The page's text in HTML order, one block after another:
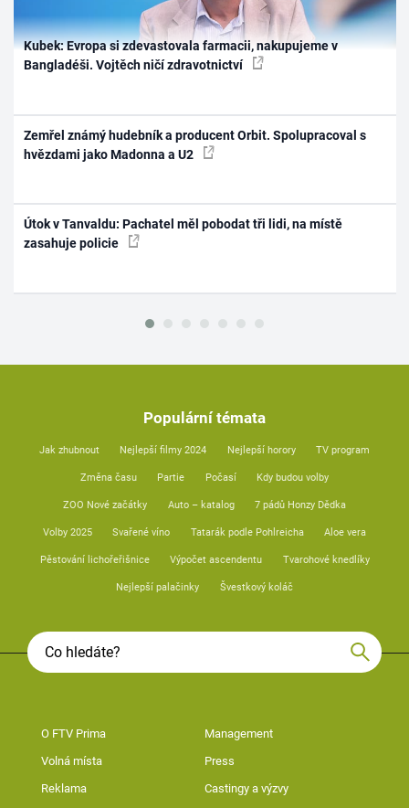
Kubek: Evropa si zdevastovala farmacii, nakupujeme v
Bangladéši. Vojtěch ničí zdravotnictví
Zemřel známý hudebník a producent Orbit. Spolupracoval s
hvězdami jako Madonna a U2
Útok v Tanvaldu: Pachatel měl pobodat tři lidi, na místě
zasahuje policie
Populární témata
Jak zhubnout Nejlepší filmy 2024 Nejlepší horory TV program
Změna času Partie Počasí Kdy budou volby
ZOO Nové začátky Auto – katalog 7 pádů Honzy Dědka
Volby 2025 Svařené víno Tatarák podle Pohlreicha Aloe vera
Pěstování lichořeřišnice Výpočet ascendentu Tvarohové knedlíky
Nejlepší palačinky Švestkový koláč
O FTV Prima Management
Volná místa Press
Reklama Castingy a výzvy